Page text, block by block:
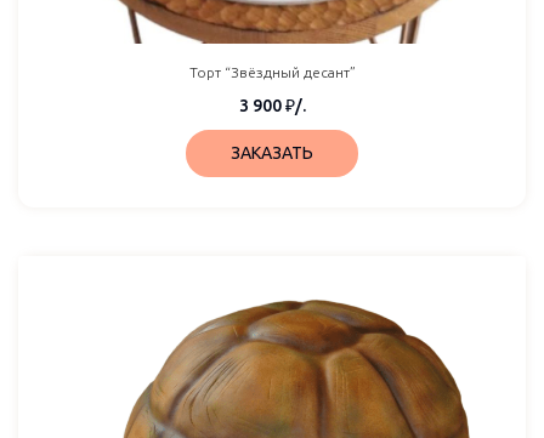
Торт “Звёздный десант”
3 900₽/.
ЗАКАЗАТЬ